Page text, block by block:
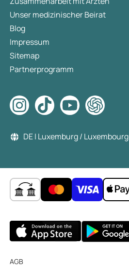
Unser medizinischer Beirat
Blog
Impressum
Sitemap
Partnerprogramm
DE | Luxemburg / Luxembourg
AGB